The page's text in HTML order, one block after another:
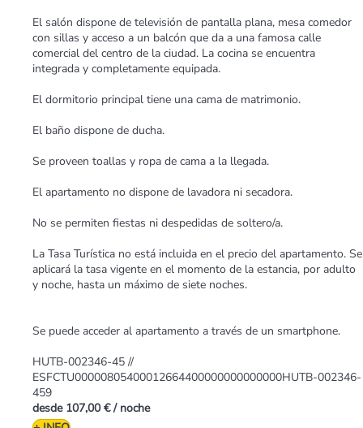
El salón dispone de televisión de pantalla plana, mesa comedor
con sillas y acceso a un balcón que da a una famosa calle
comercial del centro de la ciudad. La cocina se encuentra
integrada y completamente equipada.
El dormitorio principal tiene una cama de matrimonio.
El baño dispone de ducha.
Se proveen toallas y ropa de cama a la llegada.
El apartamento no dispone de lavadora ni secadora.
No se permiten fiestas ni despedidas de soltero/a.
La Tasa Turística no está incluida en el precio del apartamento. Se
aplicará la tasa vigente en el momento de la estancia, por adulto
y noche, hasta un máximo de siete noches.
Se puede acceder al apartamento a través de un smartphone.
HUTB-002346-45 //
ESFCTU00000805400012664400000000000000HUTB-002346-
459
desde 107,00 € / noche